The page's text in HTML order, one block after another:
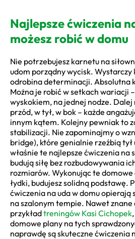
Najlepsze ćwiczenia
możesz robić w domu
Nie potrzebujesz karnetu na
udom porządny wycisk. Wystarczy
odrobina determinacji. Absolutna
Można je robić w setkach wariacji
wyskokiem, na jednej nodze.
przód, w tył, w bok – każde
innym kątem. Kolejny pewniak to
stabilizacji. Nie zapominajmy o
bridge), które genialnie rzeźbią tył
właśnie te najlepsze ćwiczenia na
budują siłę bez rozbudowywania
rozmiarów. Wykonując te domowe
łydki, budujesz solidną podstawę.
ćwiczenia na uda w domu opierają
na szalonym tempie. Nawet znane
przykładtreningów Kasi Cichopek
domowe plany na tych
naprawdę są skuteczne ćwiczenia